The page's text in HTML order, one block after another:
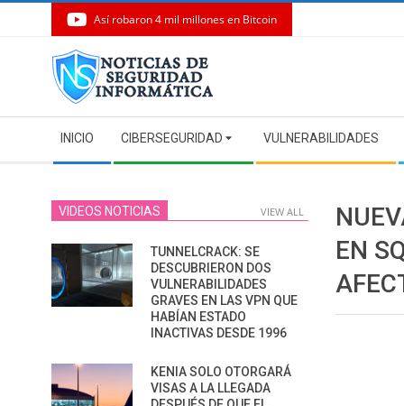
Así robaron 4 mil millones en Bitcoin
Navigation
Menu
INICIO CIBERSEGURIDAD VULNERABILIDADES
EN
VIDEOS NOTICIAS VIEW ALL
TUNNELCRACK: SE
DESCUBRIERON DOS
VULNERABILIDADES
GRAVES EN LAS VPN QUE
HABÍAN ESTADO
INACTIVAS DESDE 1996
KENIA SOLO OTORGARÁ
VISAS A LA LLEGADA